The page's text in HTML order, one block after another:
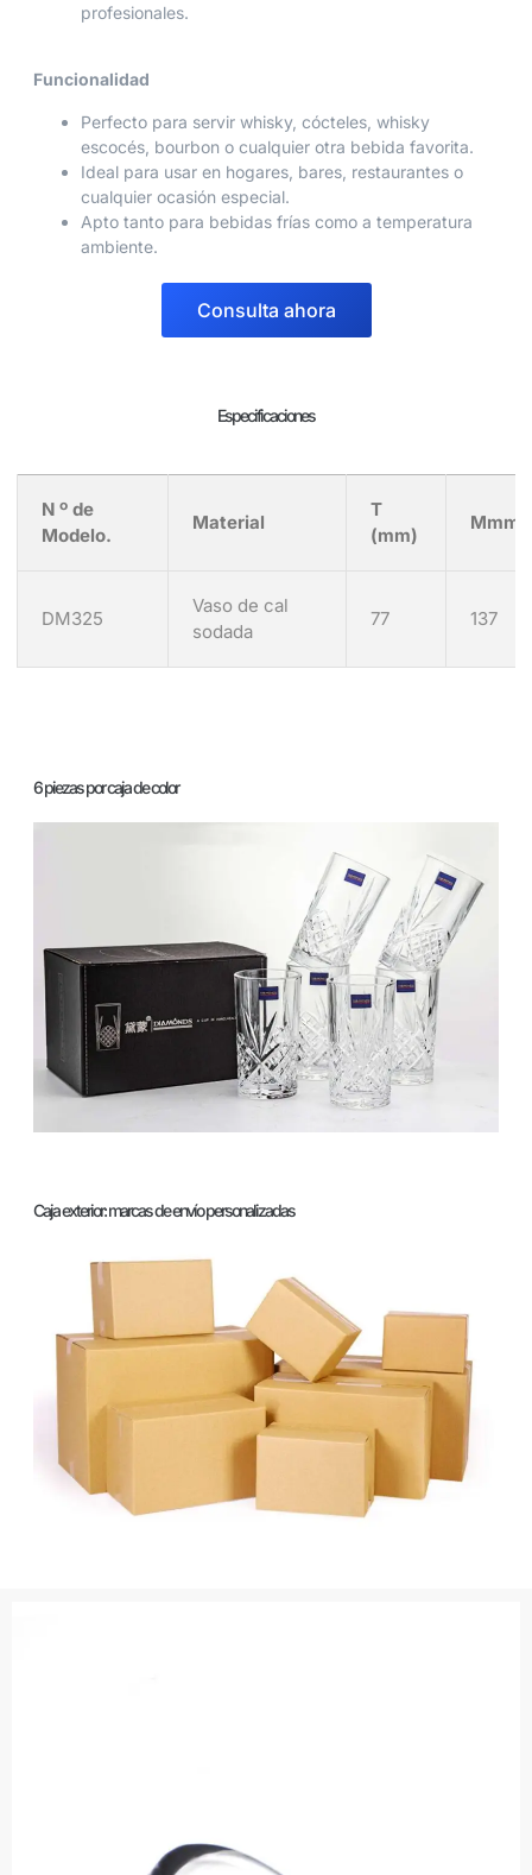
profesionales.
Funcionalidad
Perfecto para servir whisky, cócteles, whisky
escocés, bourbon o cualquier otra bebida favorita.
Ideal para usar en hogares, bares, restaurantes o
cualquier ocasión especial.
Apto tanto para bebidas frías como a temperatura
ambiente.
Consulta ahora
Especificaciones
N º de
Modelo.
Material
T
(mm)
Mmm)
DM325
Vaso de cal
sodada
77 137
6 piezas por caja de color
Caja exterior: marcas de envío personalizadas